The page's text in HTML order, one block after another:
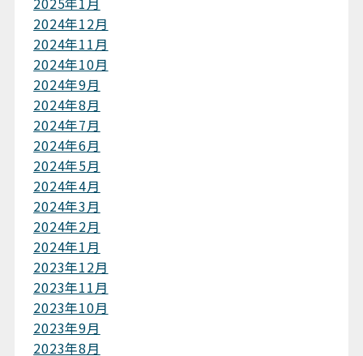
2024年12月
2024年11月
2024年10月
2024年9月
2024年8月
2024年7月
2024年6月
2024年5月
2024年4月
2024年3月
2024年2月
2024年1月
2023年12月
2023年11月
2023年10月
2023年9月
2023年8月